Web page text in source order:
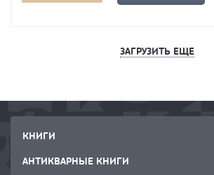
ЗАГРУЗИТЬ ЕЩЕ
КНИГИ
АНТИКВАРНЫЕ КНИГИ